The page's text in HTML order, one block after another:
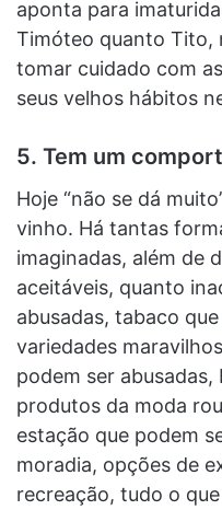
aponta para
Timóteo quanto Tito,
tomar cuidado com
seus velhos hábitos
5. Tem um
Hoje “não se dá
vinho. Há tantas
imaginadas, além de
aceitáveis, ​​quanto
abusadas, tabaco
variedades
podem ser abusadas,
produtos da moda
estação que podem
moradia, opções de
recreação, tudo o